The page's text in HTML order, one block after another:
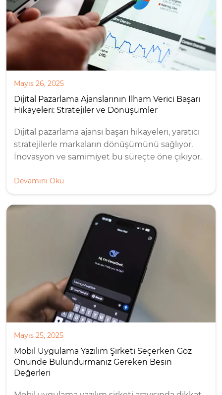
Mayıs 26, 2025
Dijital Pazarlama Ajanslarının İlham Verici Başarı
Hikayeleri: Stratejiler ve Dönüşümler
Dijital pazarlama ajansı başarı hikayeleri, yaratıcı
stratejilerle markaların dönüşümünü sağlıyor.
İnovasyon ve samimiyet bu süreçte öne çıkıyor.
Devamını Oku
Mayıs 25, 2025
Mobil Uygulama Yazılım Şirketi Seçerken Göz
Önünde Bulundurmanız Gereken Besin
Değerleri